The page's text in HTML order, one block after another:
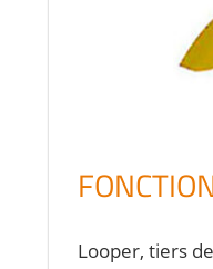
Looper, tiers